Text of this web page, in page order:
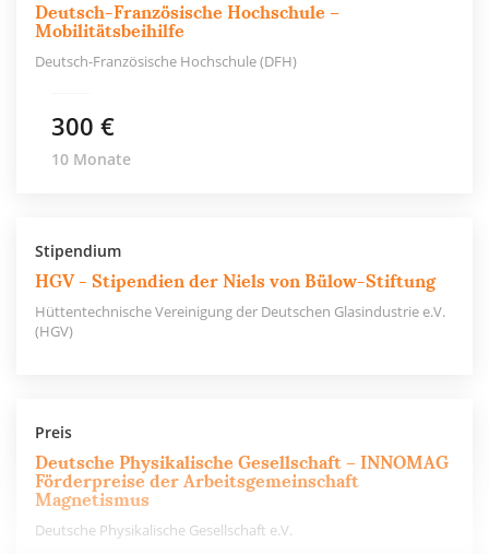
Deutsch-Französische Hochschule –
Mobilitätsbeihilfe
Deutsch-Französische Hochschule (DFH)
300 €
10 Monate
Stipendium
HGV - Stipendien der Niels von Bülow-Stiftung
Hüttentechnische Vereinigung der Deutschen Glasindustrie e.V.
(HGV)
Preis
Deutsche Physikalische Gesellschaft – INNOMAG
Förderpreise der Arbeitsgemeinschaft
Magnetismus
Deutsche Physikalische Gesellschaft e.V.